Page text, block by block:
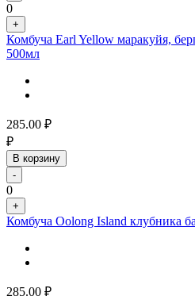
0
+
Комбуча Earl Yellow маракуйя,
500мл
285.00 ₽
₽
В корзину
-
0
+
Комбуча Oolong Island клубника
285.00 ₽